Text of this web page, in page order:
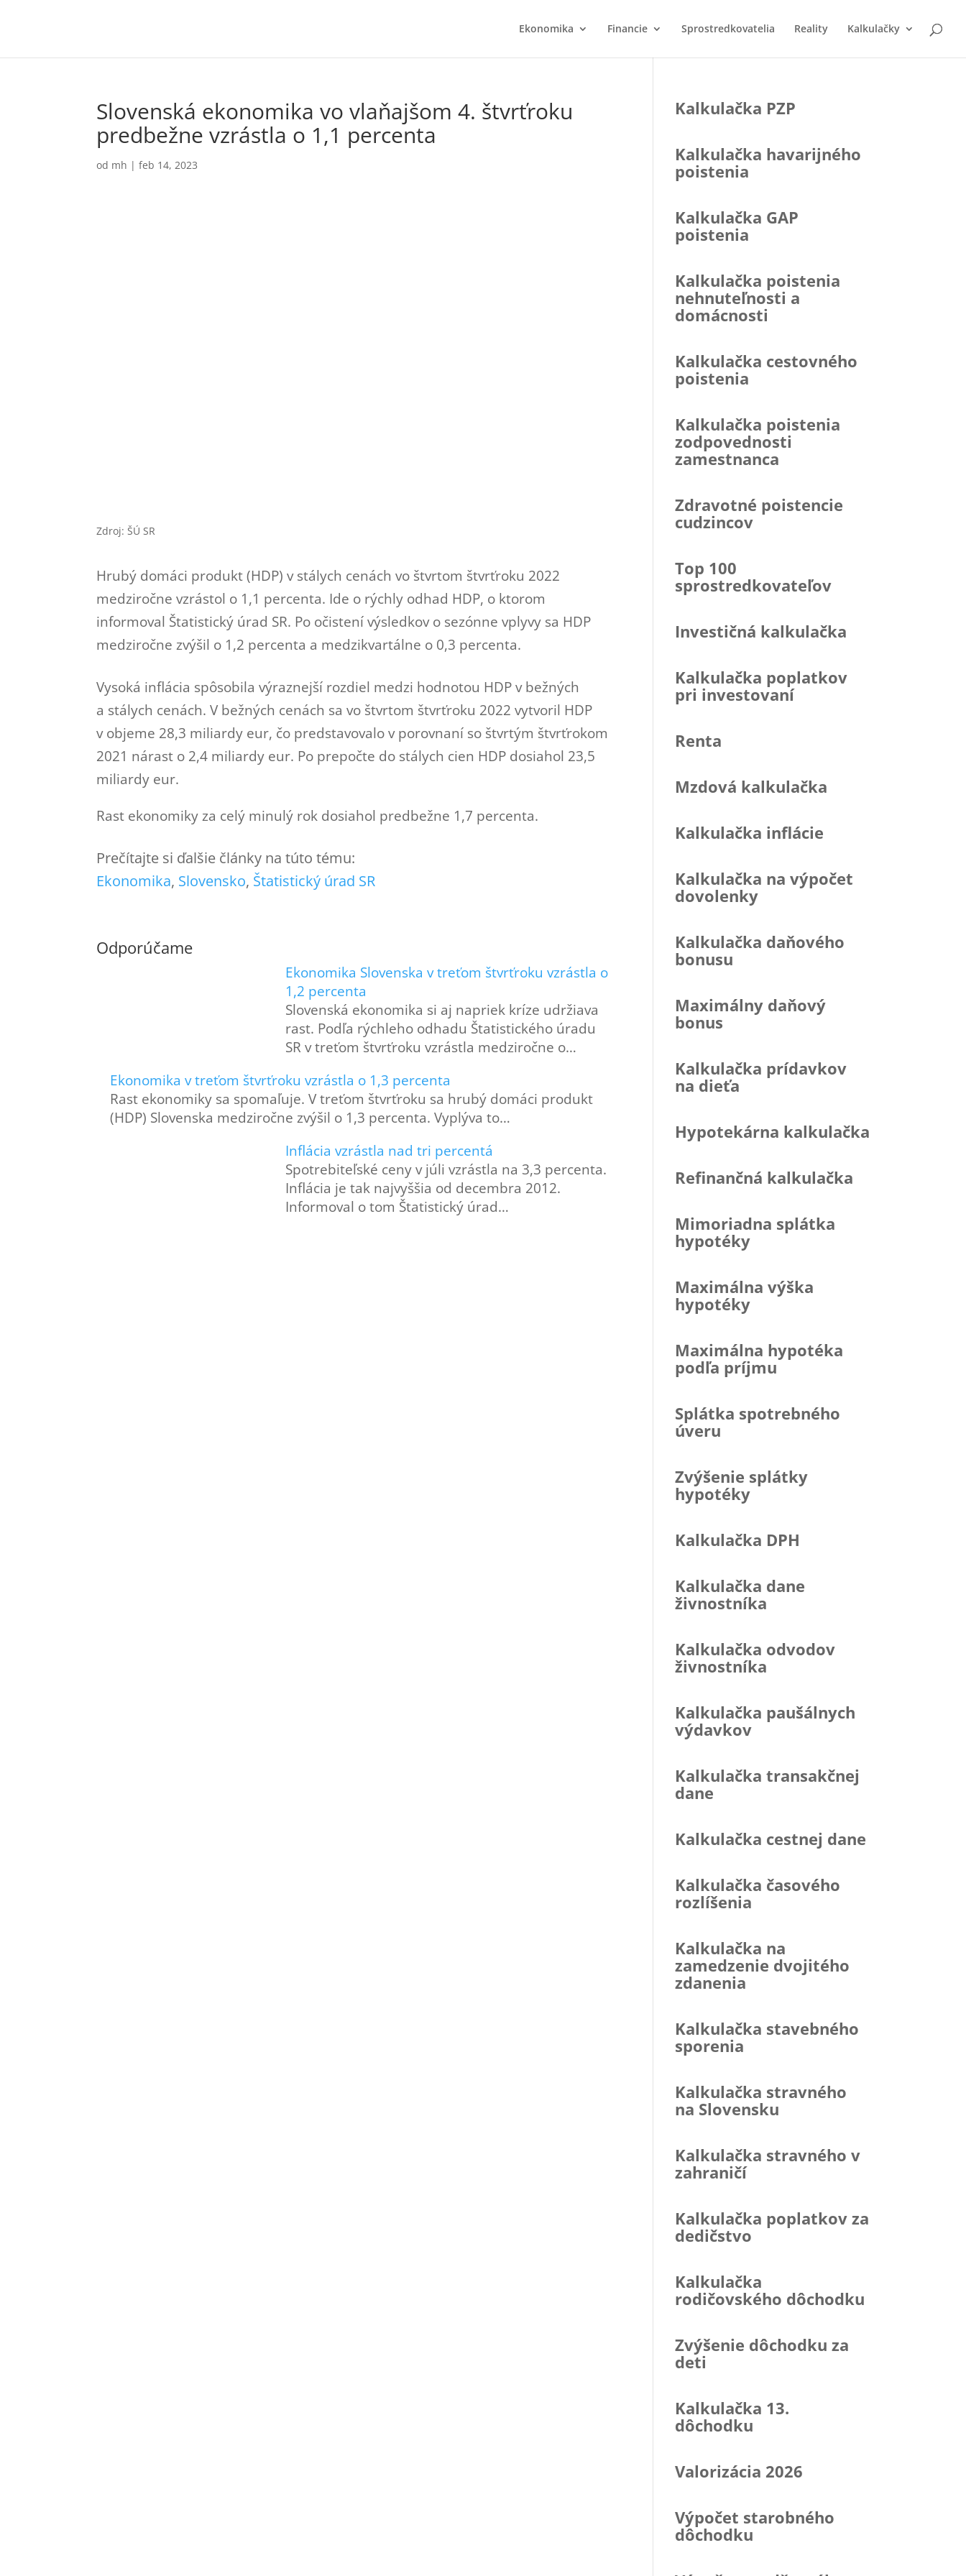
Ekonomika Financie Sprostredkovatelia Reality Kalkulačky
Slovenská ekonomika vo vlaňajšom 4. štvrťroku
predbežne vzrástla o 1,1 percenta
od mh |feb 14, 2023
Zdroj: ŠÚ SR
Hrubý domáci produkt (HDP) v stálych cenách vo štvrtom štvrťroku 2022
medziročne vzrástol o 1,1 percenta. Ide o rýchly odhad HDP, o ktorom
informoval Štatistický úrad SR. Po očistení výsledkov o sezónne vplyvy sa HDP
medziročne zvýšil o 1,2 percenta a medzikvartálne o 0,3 percenta.
Vysoká inflácia spôsobila výraznejší rozdiel medzi hodnotou HDP v bežných
a stálych cenách. V bežných cenách sa vo štvrtom štvrťroku 2022 vytvoril HDP
v objeme 28,3 miliardy eur, čo predstavovalo v porovnaní so štvrtým štvrťrokom
2021 nárast o 2,4 miliardy eur. Po prepočte do stálych cien HDP dosiahol 23,5
miliardy eur.
Rast ekonomiky za celý minulý rok dosiahol predbežne 1,7 percenta.
Prečítajte si ďalšie články na túto tému:
Ekonomika, Slovensko, Štatistický úrad SR
Odporúčame
Ekonomika Slovenska v treťom štvrťroku vzrástla o
1,2 percenta
Slovenská ekonomika si aj napriek kríze udržiava
rast. Podľa rýchleho odhadu Štatistického úradu
SR v treťom štvrťroku vzrástla medziročne o…
Ekonomika v treťom štvrťroku vzrástla o 1,3 percenta
Rast ekonomiky sa spomaľuje. V treťom štvrťroku sa hrubý domáci produkt
(HDP) Slovenska medziročne zvýšil o 1,3 percenta. Vyplýva to…
Inflácia vzrástla nad tri percentá
Spotrebiteľské ceny v júli vzrástla na 3,3 percenta.
Inflácia je tak najvyššia od decembra 2012.
Informoval o tom Štatistický úrad…
Kalkulačka PZP
Kalkulačka havarijného
poistenia
Kalkulačka GAP
poistenia
Kalkulačka poistenia
nehnuteľnosti a
domácnosti
Kalkulačka cestovného
poistenia
Kalkulačka poistenia
zodpovednosti
zamestnanca
Zdravotné poistencie
cudzincov
Top 100
sprostredkovateľov
Investičná kalkulačka
Kalkulačka poplatkov
pri investovaní
Renta
Mzdová kalkulačka
Kalkulačka inflácie
Kalkulačka na výpočet
dovolenky
Kalkulačka daňového
bonusu
Maximálny daňový
bonus
Kalkulačka prídavkov
na dieťa
Hypotekárna kalkulačka
Refinančná kalkulačka
Mimoriadna splátka
hypotéky
Maximálna výška
hypotéky
Maximálna hypotéka
podľa príjmu
Splátka spotrebného
úveru
Zvýšenie splátky
hypotéky
Kalkulačka DPH
Kalkulačka dane
živnostníka
Kalkulačka odvodov
živnostníka
Kalkulačka paušálnych
výdavkov
Kalkulačka transakčnej
dane
Kalkulačka cestnej dane
Kalkulačka časového
rozlíšenia
Kalkulačka na
zamedzenie dvojitého
zdanenia
Kalkulačka stavebného
sporenia
Kalkulačka stravného
na Slovensku
Kalkulačka stravného v
zahraničí
Kalkulačka poplatkov za
dedičstvo
Kalkulačka
rodičovského dôchodku
Zvýšenie dôchodku za
deti
Kalkulačka 13.
dôchodku
Valorizácia 2026
Výpočet starobného
dôchodku